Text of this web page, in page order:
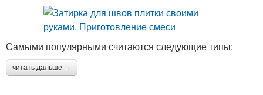
Самыми популярными считаются следующие типы:
читать дальше →